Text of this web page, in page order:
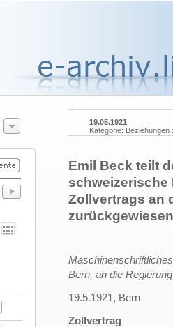
19.05.1921
Kategorie: Beziehungen
Emil Beck teilt
schweizerische
Zollvertrags an
Bern, an die Regierung
19.5.1921, Bern
Zollvertrag